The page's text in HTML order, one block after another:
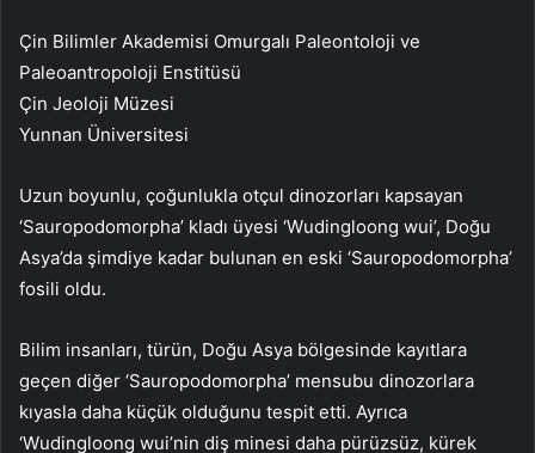
Çin Bilimler Akademisi Omurgalı Paleontoloji ve
Paleoantropoloji Enstitüsü
Çin Jeoloji Müzesi
Yunnan Üniversitesi
Uzun boyunlu, çoğunlukla otçul dinozorları kapsayan
‘Sauropodomorpha’ kladı üyesi ‘Wudingloong wui’, Doğu
Asya’da şimdiye kadar bulunan en eski ‘Sauropodomorpha’
fosili oldu.
Bilim insanları, türün, Doğu Asya bölgesinde kayıtlara
geçen diğer ‘Sauropodomorpha’ mensubu dinozorlara
kıyasla daha küçük olduğunu tespit etti. Ayrıca
‘Wudingloong wui’nin diş minesi daha pürüzsüz, kürek